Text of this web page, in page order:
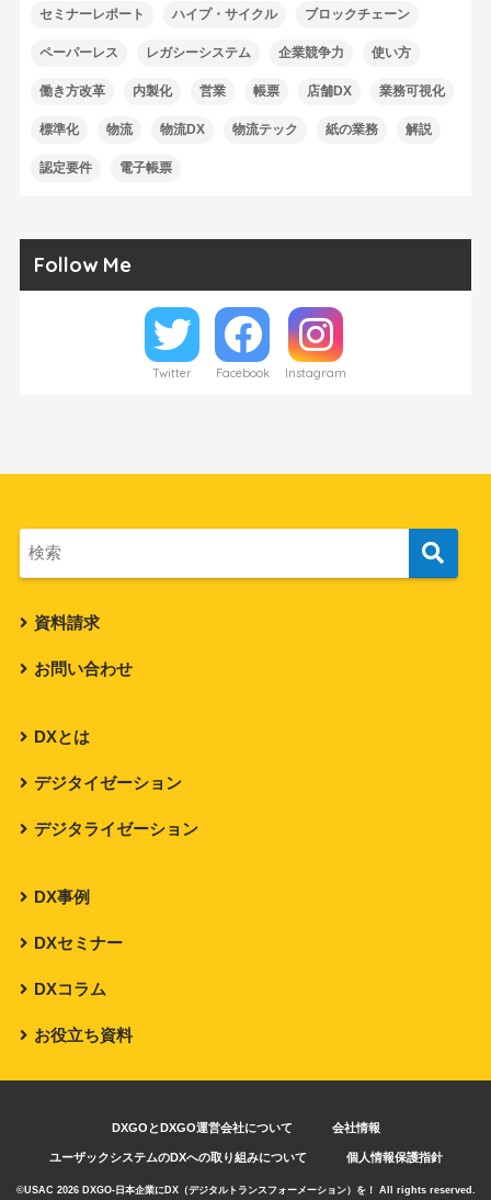
セミナーレポート ハイプ・サイクル ブロックチェーン
ペーパーレス レガシーシステム 企業競争力 使い方
働き方改革 内製化 営業 帳票 店舗DX 業務可視化
標準化 物流 物流DX 物流テック 紙の業務 解説
認定要件 電子帳票
Follow Me
Twitter Facebook Instagram
資料請求
お問い合わせ
DXとは
デジタイゼーション
デジタライゼーション
DX事例
DXセミナー
DXコラム
お役立ち資料
DXGOとDXGO運営会社について 会社情報
ユーザックシステムのDXへの取り組みについて 個人情報保護指針
©USAC 2026 DXGO-日本企業にDX（デジタルトランスフォーメーション）を！ All rights reserved.